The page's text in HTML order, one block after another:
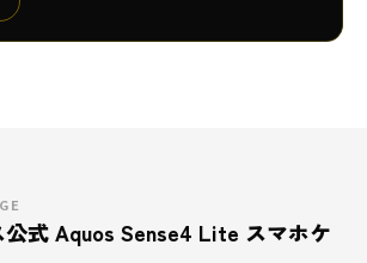
式 Aquos Sense4 Lite スマホケ